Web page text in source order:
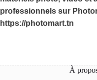
professionnels sur
https://photomart.tn
À